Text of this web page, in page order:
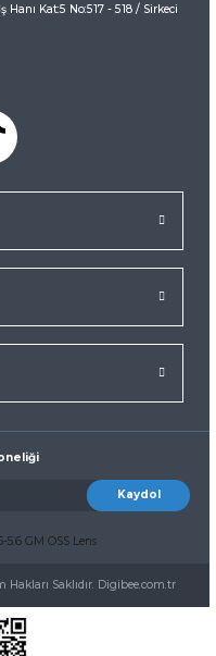
Kat:5 No:517 - 518 / Sirkeci
Kaydol
Saklıdır. Digibee.com.tr